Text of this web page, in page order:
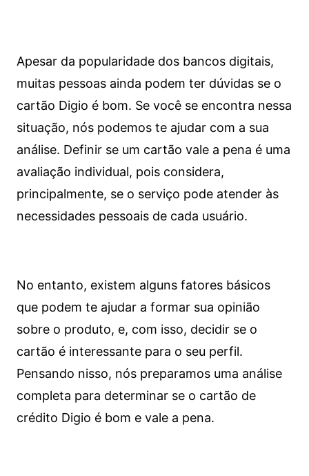
Apesar da popularidade dos bancos digitais,
muitas pessoas ainda podem ter dúvidas se o
cartão Digio é bom. Se você se encontra nessa
situação, nós podemos te ajudar com a sua
análise. Definir se um cartão vale a pena é uma
avaliação individual, pois considera,
principalmente, se o serviço pode atender às
necessidades pessoais de cada usuário.
No entanto, existem alguns fatores básicos
que podem te ajudar a formar sua opinião
sobre o produto, e, com isso, decidir se o
cartão é interessante para o seu perfil.
Pensando nisso, nós preparamos uma análise
completa para determinar se o cartão de
crédito Digio é bom e vale a pena.